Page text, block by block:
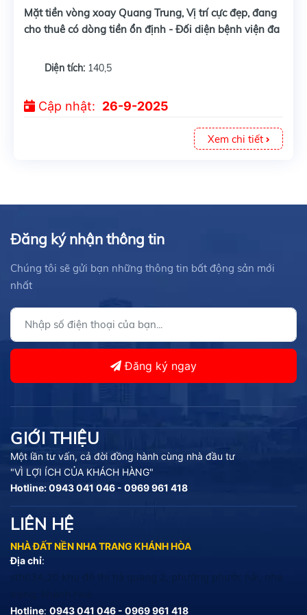
Mặt tiền vòng xoay Quang Trung, Vị trí cực đẹp, đang
cho thuê có dòng tiền ổn định - Đối diện bệnh viện đa
Diện tích: 140,5
Cập nhật: 26-9-2025
Xem chi tiết
Đăng ký nhận thông tin
Chúng tôi sẽ gửi bạn những thông tin bất động sản mới
nhất
Đăng ký ngay
GIỚI THIỆU
Một lần tư vấn, cả đời đồng hành cùng nhà đầu tư
"VÌ LỢI ÍCH CỦA KHÁCH HÀNG"
Hotline: 0943 041 046 - 0969 961 418
LIÊN HỆ
NHÀ ĐẤT NỀN NHA TRANG KHÁNH HÒA
Địa chỉ:
sth03A.20 khu đô thị hà quang 2, phường phước hải, nha
Hotline: 0943 041 046 - 0969 961 418